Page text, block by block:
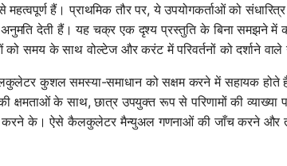
हैं। प्राथमिक तौर पर, ये उपयोगकर्ताओं को
देती हैं। यह चक्र एक दृश्य प्रस्तुति के बिना समझने
को समय के साथ वोल्टेज और करंट में परिवर्तनों को दर्शाने
कुशल समस्या-समाधान को सक्षम करने में सहायक होते
क्षमताओं के साथ, छात्र उपयुक्त रूप से परिणामों की
के। ऐसे कैलकुलेटर मैन्युअल गणनाओं की जाँच करने और